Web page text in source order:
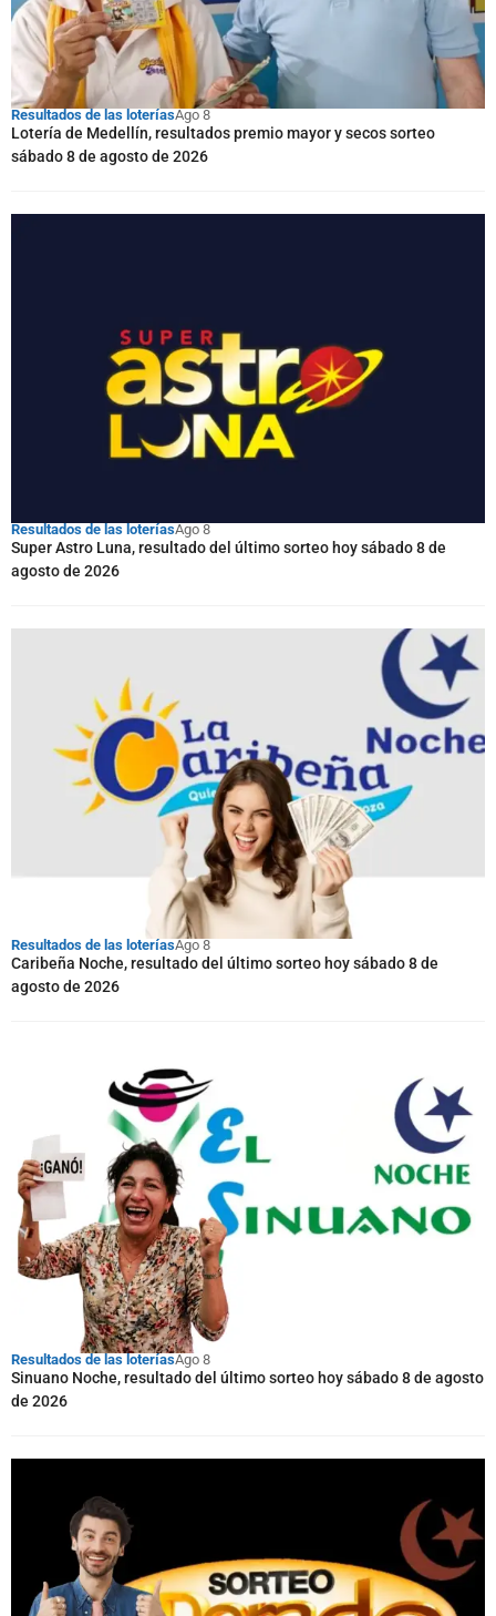
Resultados de las loteríasAgo 8
Lotería de Medellín, resultados premio mayor y secos sorteo
sábado 8 de agosto de 2026
Resultados de las loteríasAgo 8
Super Astro Luna, resultado del último sorteo hoy sábado 8 de
agosto de 2026
Resultados de las loteríasAgo 8
Caribeña Noche, resultado del último sorteo hoy sábado 8 de
agosto de 2026
Resultados de las loteríasAgo 8
Sinuano Noche, resultado del último sorteo hoy sábado 8 de agosto
de 2026